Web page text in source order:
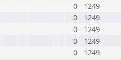
0
1249
0
1249
0
1249
0
1249
0 1249